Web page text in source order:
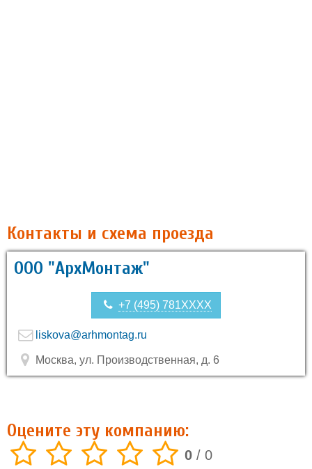
Контакты и схема проезда
ООО "АрхМонтаж"
+7 (495) 781XXXX
liskova@arhmontag.ru
Москва, ул. Производственная, д. 6
Оцените эту компанию:
0 / 0